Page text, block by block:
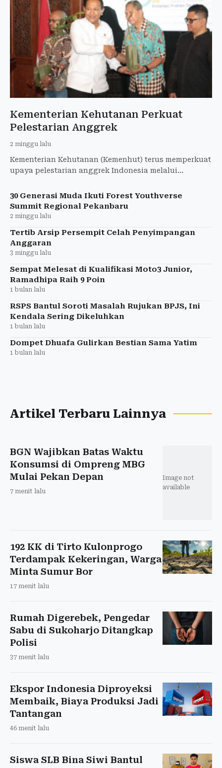
Kementerian Kehutanan Perkuat
Pelestarian Anggrek
2 minggu lalu
Kementerian Kehutanan (Kemenhut) terus memperkuat
upaya pelestarian anggrek Indonesia melalui
edukasi
30 Generasi Muda Ikuti Forest Youthverse
Summit Regional Pekanbaru
2 minggu lalu
Tertib Arsip Persempit Celah Penyimpangan
Anggaran
3 minggu lalu
Sempat Melesat di Kualifikasi Moto3 Junior,
Ramadhipa Raih 9 Poin
1 bulan lalu
RSPS Bantul Soroti Masalah Rujukan BPJS, Ini
Kendala Sering Dikeluhkan
1 bulan lalu
Dompet Dhuafa Gulirkan Bestian Sama Yatim
1 bulan lalu
Artikel Terbaru Lainnya
BGN Wajibkan Batas Waktu
Konsumsi di Ompreng MBG
Mulai Pekan Depan
7 menit lalu
Image not
available
192 KK di Tirto Kulonprogo
Terdampak Kekeringan, Warga
Minta Sumur Bor
17 menit lalu
Rumah Digerebek, Pengedar
Sabu di Sukoharjo Ditangkap
Polisi
37 menit lalu
Ekspor Indonesia Diproyeksi
Membaik, Biaya Produksi Jadi
Tantangan
46 menit lalu
Siswa SLB Bina Siwi Bantul